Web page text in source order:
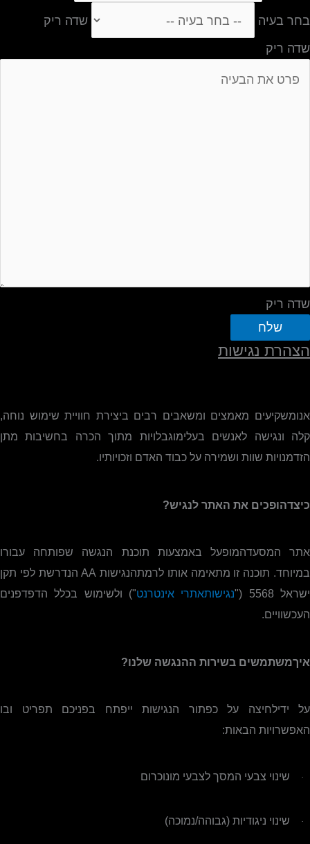
בחר בעיה
שדה ריק
שדה ריק
שדה ריק
שלח
הצהרת נגישות
אנומשקיעים מאמצים ומשאבים רבים ביצירת חוויית שימוש נוחה,
קלה ונגישה לאנשים בעלימוגבלויות מתוך הכרה בחשיבות מתן
הזדמנויות שוות ושמירה על כבוד האדם וזכויותיו.
כיצדהופכים את האתר לנגיש?
אתר המסעדהמופעל באמצעות תוכנת הנגשה שפותחה עבורו
במיוחד. תוכנה זו מתאימה אותו לרמתהנגישות AAהנדרשת לפי תקן
ישראל 5568 ("
נגישותאתרי אינטרנט") ולשימוש בכלל הדפדפנים
העכשוויים.
איךמשתמשים בשירות ההנגשה שלנו?
על ידילחיצה על כפתור הנגישות ייפתח בפניכם תפריט ובו
האפשרויות הבאות:
· שינוי צבעי המסך לצבעי מונוכרום
· שינוי ניגודיות (גבוהה/נמוכה)